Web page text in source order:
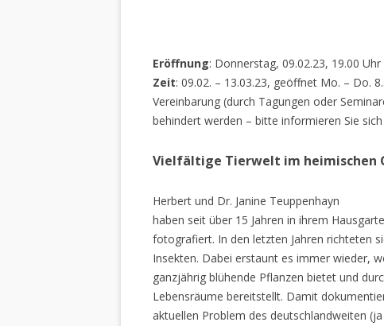
Eröffnung: Donnerstag, 09.02.23, 19.00 Uhr
Zeit: 09.02. – 13.03.23, geöffnet Mo. – Do.
Vereinbarung (durch Tagungen oder
behindert werden – bitte informieren Sie
Vielfältige Tierwelt im heimischen
Herbert und Dr. Janine Teuppenhayn
haben seit über 15 Jahren in ihrem
fotografiert. In den letzten Jahren richteten
Insekten. Dabei erstaunt es immer wieder,
ganzjährig blühende Pflanzen bietet und
Lebensräume bereitstellt. Damit
aktuellen Problem des deutschlandweiten